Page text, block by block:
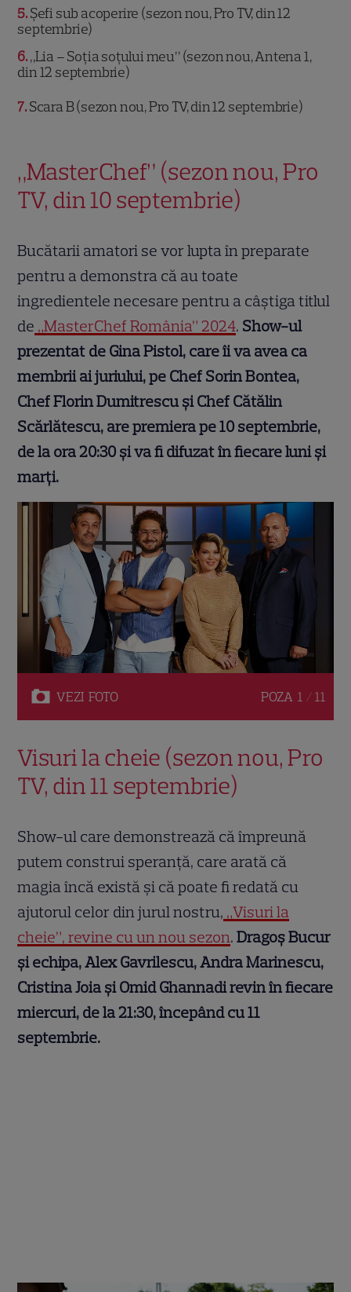
5 Șefi sub acoperire (sezon nou, Pro TV, din 12
septembrie)
6 „Lia – Soţia soţului meu” (sezon nou, Antena 1,
din 12 septembrie)
7 Scara B (sezon nou, Pro TV, din 12 septembrie)
„MasterChef” (sezon nou, Pro
TV, din 10 septembrie)
Bucătarii amatori se vor lupta în preparate
pentru a demonstra că au toate
ingredientele necesare pentru a câștiga titlul
de „MasterChef România” 2024. Show-ul
prezentat de Gina Pistol, care îi va avea ca
membrii ai juriului, pe Chef Sorin Bontea,
Chef Florin Dumitrescu și Chef Cătălin
Scărlătescu, are premiera pe 10 septembrie,
de la ora 20:30 și va fi difuzat în fiecare luni și
marți.
VEZI FOTO POZA 1 / 11
Visuri la cheie (sezon nou, Pro
TV, din 11 septembrie)
Show-ul care demonstrează că împreună
putem construi speranță, care arată că
magia încă există și că poate fi redată cu
ajutorul celor din jurul nostru, „Visuri la
cheie”, revine cu un nou sezon.Dragoș Bucur
și echipa, Alex Gavrilescu, Andra Marinescu,
Cristina Joia și Omid Ghannadi revin în fiecare
miercuri, de la 21:30, începând cu 11
septembrie.